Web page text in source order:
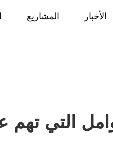
المشاريع الأخبار
التي تهم